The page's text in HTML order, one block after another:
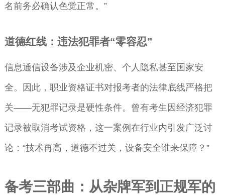
名前务必确认色觉正常。”
道德红线：违法犯罪者“零容忍”
信息通信设备涉及企业机密、个人隐私甚至国家安
全。因此，职业资格证书对报考者的法律底线严格把
关——无犯罪记录是硬性条件。曾有考生因经济犯罪
记录被取消考试资格，这一案例在行业内引发广泛讨
论：“技术再高，道德不过关，设备安全谁来保障？”
备考三部曲：从杂牌军到正规军的